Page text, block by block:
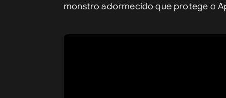
monstro adormecido que protege o